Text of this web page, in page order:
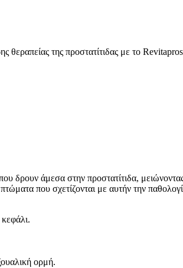
θεραπείας της προστατίτιδας με το
δρουν άμεσα στην προστατίτιδα,
που σχετίζονται με αυτήν την
ορμή.